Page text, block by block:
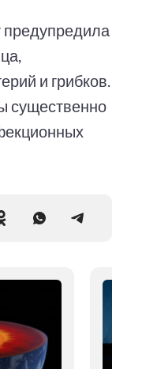
предупредила
и грибков.
существенно